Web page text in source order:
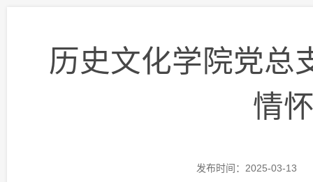
历史文化学院党总
情
发布时间：2025-03-13